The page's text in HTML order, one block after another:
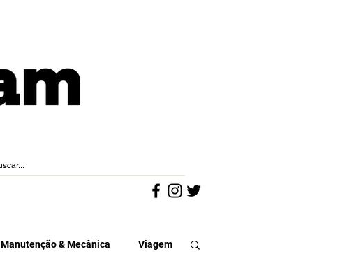
Manutenção & Mecânica Viagem